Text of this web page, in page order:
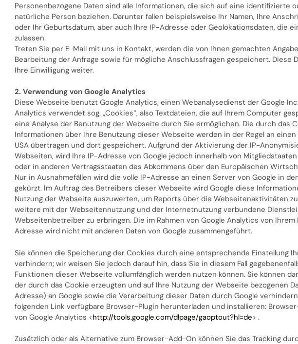
Personenbezogene Daten sind alle Informationen, die sich auf eine identifizierte
natürliche Person beziehen. Darunter fallen beispielsweise Ihr Namen, Ihre
oder Ihr Geburtsdatum, aber auch Ihre IP-Adresse oder Geolokationsdaten, die
zulassen.
Treten Sie per E-Mail mit uns in Kontakt, werden die von Ihnen gemachten
Bearbeitung der Anfrage sowie für mögliche Anschlussfragen gespeichert. Diese
Ihre Einwilligung weiter.
2. Verwendung von Google Analytics
Diese Webseite benutzt Google Analytics, einen Webanalysedienst der Google
Analytics verwendet sog. „Cookies“, also Textdateien, die auf Ihrem Computer
eine Analyse der Benutzung der Webseite durch Sie ermöglichen. Die durch das
Informationen über Ihre Benutzung dieser Webseite werden in der Regel an
USA übertragen und dort gespeichert. Aufgrund der Aktivierung der IP-
Webseiten, wird Ihre IP-Adresse von Google jedoch innerhalb von
oder in anderen Vertragsstaaten des Abkommens über den Europäischen
Nur in Ausnahmefällen wird die volle IP-Adresse an einen Server von Google in
gekürzt. Im Auftrag des Betreibers dieser Webseite wird Google diese
Nutzung der Webseite auszuwerten, um Reports über die Webseitenaktivitäten
weitere mit der Webseitennutzung und der Internetnutzung verbundene
Webseitenbetreiber zu erbringen. Die im Rahmen von Google Analytics von
Adresse wird nicht mit anderen Daten von Google zusammengeführt.
Sie können die Speicherung der Cookies durch eine entsprechende Einstellung
verhindern; wir weisen Sie jedoch darauf hin, dass Sie in diesem Fall
Funktionen dieser Webseite vollumfänglich werden nutzen können. Sie können
der durch das Cookie erzeugten und auf Ihre Nutzung der Webseite bezogenen
Adresse) an Google sowie die Verarbeitung dieser Daten durch Google
folgenden Link verfügbare Browser-Plugin herunterladen und installieren:
von Google Analytics <http://tools.google.com/dlpage/gaoptout?hl=de> .
Zusätzlich oder als Alternative zum Browser-Add-On können Sie das Tracking